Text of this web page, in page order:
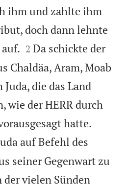
ihm und zahlte ihm
doch dann lehnte


2 Da schickte der
Chaldäa, Aram, Moab
die das Land
wie der HERR durch
hatte.
auf Befehl des
seiner Gegenwart zu
der vielen Sünden